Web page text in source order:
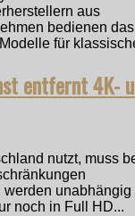
aus
bedienen das
für
entfernt 4K-
nutzt, muss
unabhängig
noch in Full HD...